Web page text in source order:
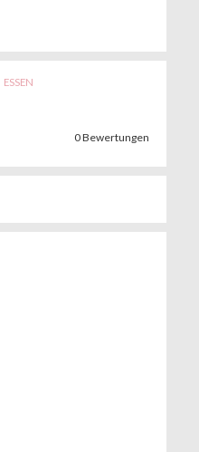
ESSEN
0Bewertungen